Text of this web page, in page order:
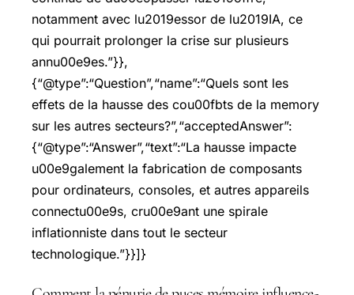
notamment avec lu2019essor de lu2019IA, ce
qui pourrait prolonger la crise sur plusieurs
annu00e9es.”}},
{“@type”:“Question”,“name”:“Quels sont les
effets de la hausse des cou00fbts de la memory
sur les autres secteurs?”,“acceptedAnswer”:
{“@type”:“Answer”,“text”:“La hausse impacte
u00e9galement la fabrication de composants
pour ordinateurs, consoles, et autres appareils
connectu00e9s, cru00e9ant une spirale
inflationniste dans tout le secteur
technologique.”}}]}